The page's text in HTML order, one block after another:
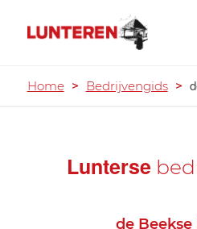
Home > Bedrijvengids >
Lunterse
de Beekse